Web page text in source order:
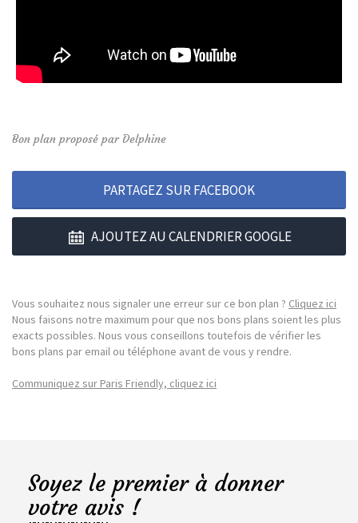
Bon plan proposé par Delphine
PARTAGEZ SUR FACEBOOK
AJOUTEZ AU CALENDRIER GOOGLE
Vous souhaitez nous signaler une erreur sur ce bon plan ? Cliquez ici
Nous faisons notre maximum pour que nos bons plans soient les plus
exacts possibles. Nous vous conseillons toutefois de vérifier les
bons plans par email ou téléphone avant de vous y rendre.
Communiquez sur Paris Friendly, cliquez ici
Soyez le premier à donner
votre avis !